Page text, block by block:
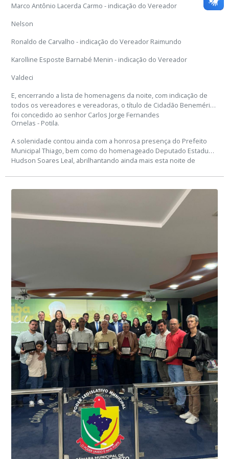
Marco Antônio Lacerda Carmo - indicação do Vereador
Nelson
Ronaldo de Carvalho - indicação do Vereador Raimundo
Karolline Esposte Barnabé Menin - indicação do Vereador
Valdeci
E, encerrando a lista de homenagens da noite, com indicação de
todos os vereadores e vereadoras, o título de Cidadão Benemérito
foi concedido ao senhor Carlos Jorge Fernandes
Ornelas - Potila.
A solenidade contou ainda com a honrosa presença do Prefeito
Municipal Thiago, bem como do homenageado Deputado Estadual
Hudson Soares Leal, abrilhantando ainda mais esta noite de